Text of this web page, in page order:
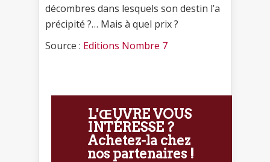
décombres dans lesquels son destin l’a
précipité ?… Mais à quel prix ?
Source : Editions Nombre 7
L'ŒUVRE VOUS
INTÉRESSE ?
Achetez-la chez
nos partenaires !